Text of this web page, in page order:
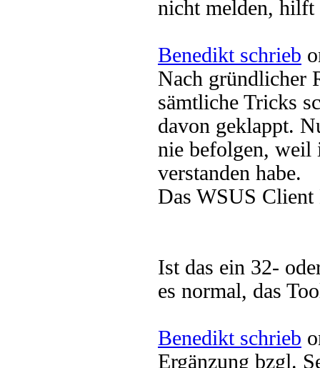
nicht melden, hilft
Benedikt schrieb
Nach gründlicher
sämtliche Tricks
davon geklappt.
nie befolgen, weil
verstanden habe.
Das WSUS
Ist das ein 32-
es normal, das
Benedikt schrieb
Ergänzung bzgl.